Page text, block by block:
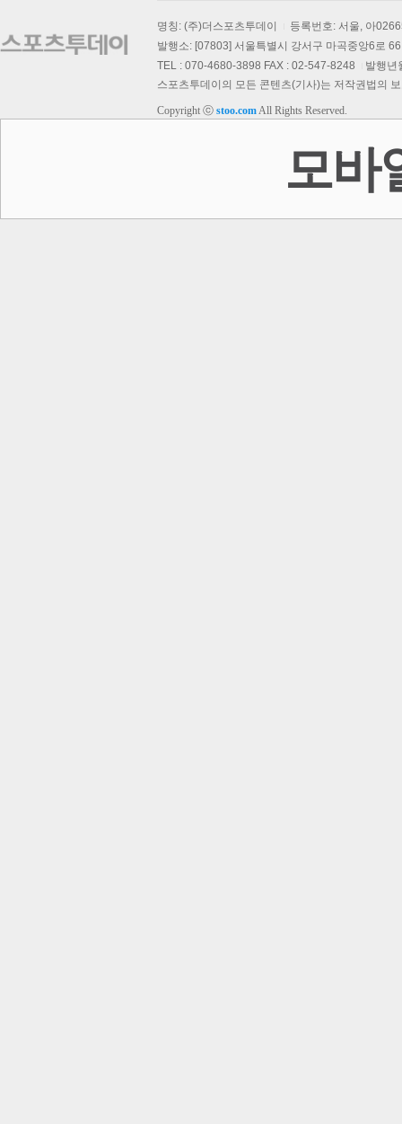
명칭: (주)더스포츠투데이
등록번호: 서울, 아
발행소: [07803] 서울특별시 강서구 마곡중앙6로
TEL : 070-4680-3898 FAX : 02-547-8248
발행년
스포츠투데이의 모든 콘텐츠(기사)는 저작권법의
Copyright ⓒ stoo.comAll Rights Reserved.
모바